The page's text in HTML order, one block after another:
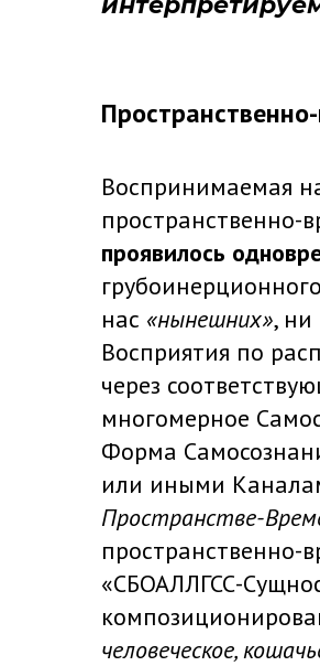
Воспринимаемая
пространственно-
проявилось
нас «нынешних», ни
Восприятия по
через
многомерное
Форма
или иными
Пространстве-
пространственно-
«СБОАЛЛГСС-
человеческое,